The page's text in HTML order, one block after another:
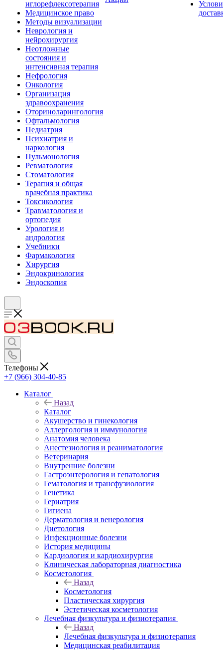
иглорефлексотерапия
Медицинское право
Методы визуализации
Неврология и
нейрохирургия
Неотложные
состояния и
интенсивная терапия
Нефрология
Онкология
Организация
здравоохранения
Оториноларингология
Офтальмология
Педиатрия
Психиатрия и
наркология
Пульмонология
Ревматология
Стоматология
Терапия и общая
врачебная практика
Токсикология
Травматология и
ортопедия
Урология и
андрология
Учебники
Фармакология
Хирургия
Эндокринология
Эндоскопия
Телефоны
+7 (966) 304-40-85
Каталог
Назад
Каталог
Акушерство и гинекология
Аллергология и иммунология
Анатомия человека
Анестезиология и реаниматология
Ветеринария
Внутренние болезни
Гастроэнтерология и гепатология
Гематология и трансфузиология
Генетика
Гериатрия
Гигиена
Дерматология и венерология
Диетология
Инфекционные болезни
История медицины
Кардиология и кардиохирургия
Клиническая лабораторная диагностика
Косметология
Назад
Косметология
Пластическая хирургия
Эстетическая косметология
Лечебная физкультура и физиотерапия
Назад
Лечебная физкультура и физиотерапия
Медицинская реабилитация